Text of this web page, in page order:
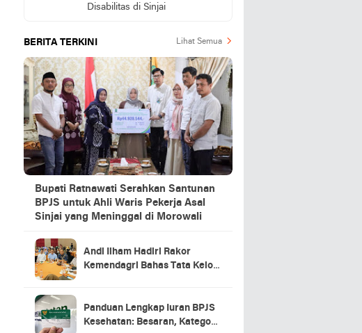
Disabilitas di Sinjai
BERITA TERKINI Lihat Semua
Bupati Ratnawati Serahkan Santunan
BPJS untuk Ahli Waris Pekerja Asal
Sinjai yang Meninggal di Morowali
Andi Ilham Hadiri Rakor
Kemendagri Bahas Tata Kelola
Panduan Lengkap Iuran BPJS
Kesehatan: Besaran, Kategori